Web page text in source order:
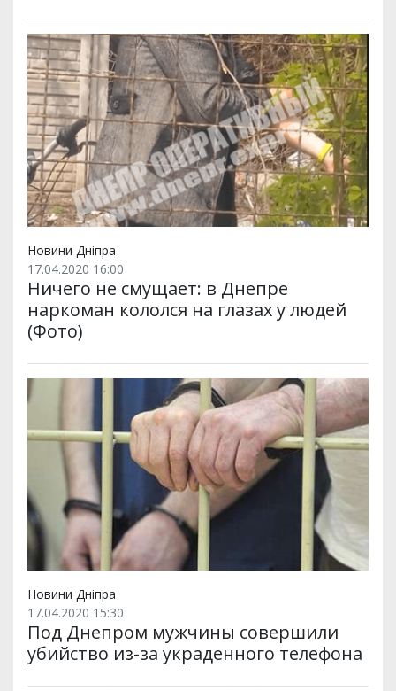
Новини Дніпра
17.04.2020 16:00
Ничего не смущает: в Днепре
наркоман кололся на глазах у людей
(Фото)
Новини Дніпра
17.04.2020 15:30
Под Днепром мужчины совершили
убийство из-за украденного телефона